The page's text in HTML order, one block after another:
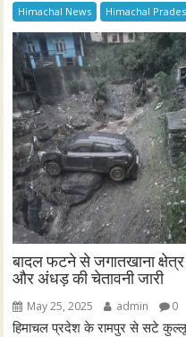
Himachal News Himachal
बादल फटने से जगातखाना क्षेत्र
और अंधड़ की चेतावनी जारी
May 25, 2025 admin 0
हिमाचल प्रदेश के रामपुर से सटे